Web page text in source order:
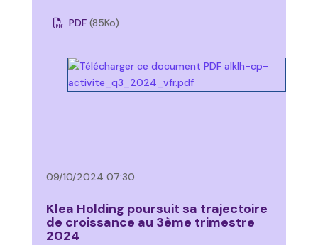
PDF (85Ko)
09/10/2024 07:30
Klea Holding poursuit sa trajectoire
de croissance au 3ème trimestre
2024